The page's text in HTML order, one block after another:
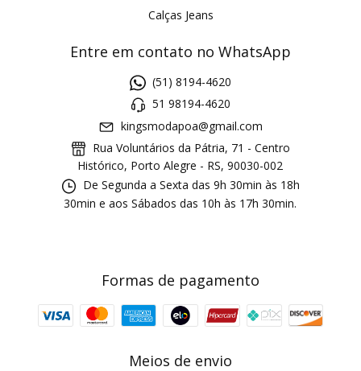
Calças Jeans
Entre em contato no WhatsApp
(51) 8194-4620
51 98194-4620
kingsmodapoa@gmail.com
Rua Voluntários da Pátria, 71 - Centro
Histórico, Porto Alegre - RS, 90030-002
De Segunda a Sexta das 9h 30min às 18h
30min e aos Sábados das 10h às 17h 30min.
Formas de pagamento
Meios de envio